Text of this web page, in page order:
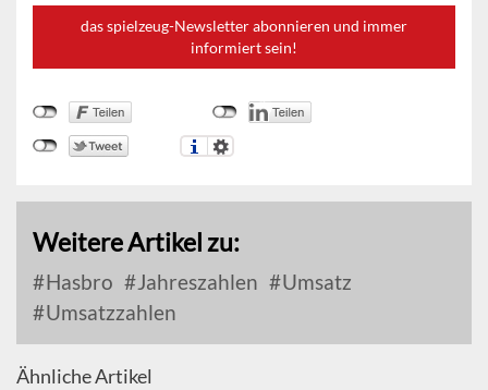
das spielzeug-Newsletter abonnieren und immer
informiert sein!
Weitere Artikel zu:
Hasbro Jahreszahlen
Umsatz
Umsatzzahlen
Ähnliche Artikel